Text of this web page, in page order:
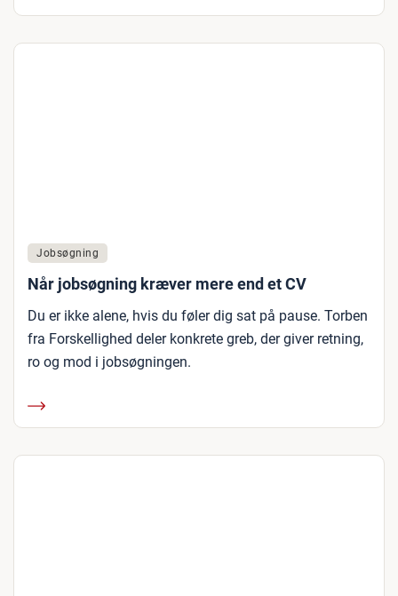
Jobsøgning
Når jobsøgning kræver mere end et CV
Du er ikke alene, hvis du føler dig sat på pause. Torben
fra Forskellighed deler konkrete greb, der giver retning,
ro og mod i jobsøgningen.